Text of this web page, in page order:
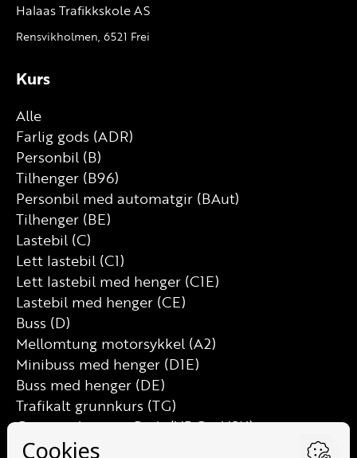
Halaas Trafikkskole AS
Rensvikholmen, 6521 Frei
Kurs
Alle
Farlig gods (ADR)
Personbil (B)
Tilhenger (B96)
Personbil med automatgir (BAut)
Tilhenger (BE)
Lastebil (C)
Lett lastebil (C1)
Lett lastebil med henger (C1E)
Lastebil med henger (CE)
Buss (D)
Mellomtung motorsykkel (A2)
Minibuss med henger (D1E)
Buss med henger (DE)
Trafikalt grunnkurs (TG)
Grunnutdanning Gods (YDG – YSK)
Grunnutdanning Person (YDP – YSK)